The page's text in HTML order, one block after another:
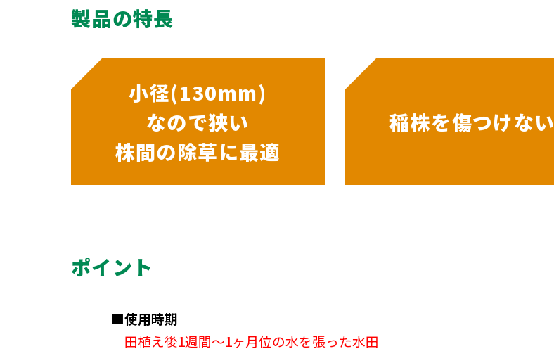
製品の特長
小径(130mm)
なので狭い
株間の除草に最適
稲株を傷つけない
ポイント
■使用時期
田植え後1週間～1ヶ月位の水を張った水田